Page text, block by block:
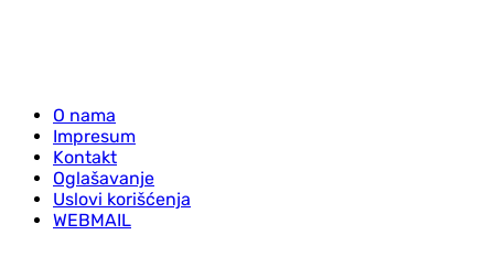
O nama
Impresum
Kontakt
Oglašavanje
Uslovi korišćenja
WEBMAIL